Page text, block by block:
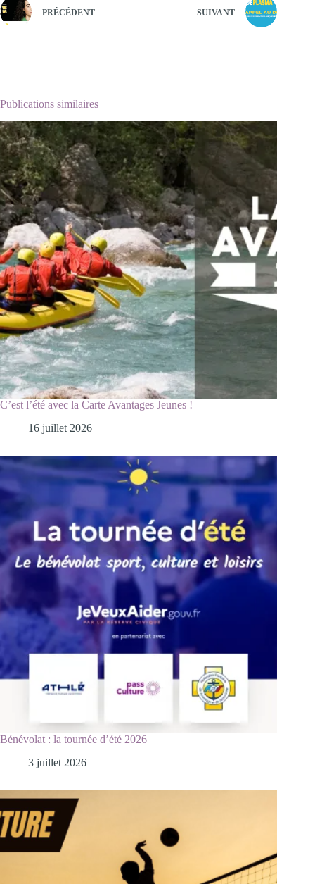
PRÉCÉDENT SUIVANT
Publications similaires
C’est l’été avec la Carte Avantages Jeunes !
16 juillet 2026
Bénévolat : la tournée d’été 2026
3 juillet 2026